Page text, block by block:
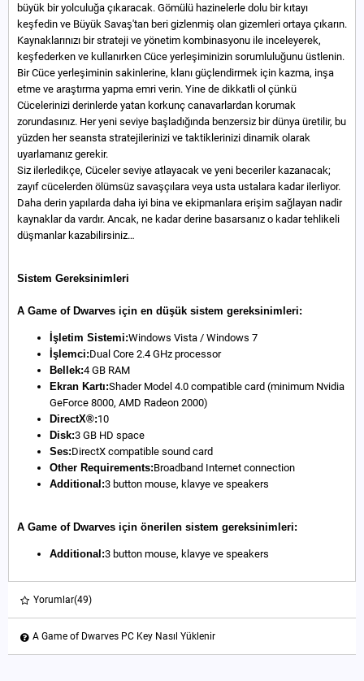
büyük bir yolculuğa çıkaracak. Gömülü hazinelerle dolu bir kıtayı
keşfedin ve Büyük Savaş'tan beri gizlenmiş olan gizemleri ortaya çıkarın.
Kaynaklarınızı bir strateji ve yönetim kombinasyonu ile inceleyerek,
keşfederken ve kullanırken Cüce yerleşiminizin sorumluluğunu üstlenin.
Bir Cüce yerleşiminin sakinlerine, klanı güçlendirmek için kazma, inşa
etme ve araştırma yapma emri verin. Yine de dikkatli ol çünkü
Cücelerinizi derinlerde yatan korkunç canavarlardan korumak
zorundasınız. Her yeni seviye başladığında benzersiz bir dünya üretilir, bu
yüzden her seansta stratejilerinizi ve taktiklerinizi dinamik olarak
uyarlamanız gerekir.
Siz ilerledikçe, Cüceler seviye atlayacak ve yeni beceriler kazanacak;
zayıf cücelerden ölümsüz savaşçılara veya usta ustalara kadar ilerliyor.
Daha derin yapılarda daha iyi bina ve ekipmanlara erişim sağlayan nadir
kaynaklar da vardır. Ancak, ne kadar derine basarsanız o kadar tehlikeli
düşmanlar kazabilirsiniz…
Sistem Gereksinimleri
A Game of Dwarves için en düşük sistem gereksinimleri:
İşletim Sistemi:Windows Vista / Windows 7
İşlemci:Dual Core 2.4 GHz processor
Bellek:4 GB RAM
Ekran Kartı:Shader Model 4.0 compatible card (minimum Nvidia
GeForce 8000, AMD Radeon 2000)
DirectX®:10
Disk:3 GB HD space
Ses:DirectX compatible sound card
Other Requirements:Broadband Internet connection
Additional:3 button mouse, klavye ve speakers
A Game of Dwarves için önerilen sistem gereksinimleri:
Additional:3 button mouse, klavye ve speakers
Yorumlar(49)
A Game of Dwarves PC Key Nasıl Yüklenir